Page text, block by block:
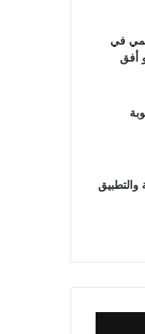
في
أفق
والتطبيق